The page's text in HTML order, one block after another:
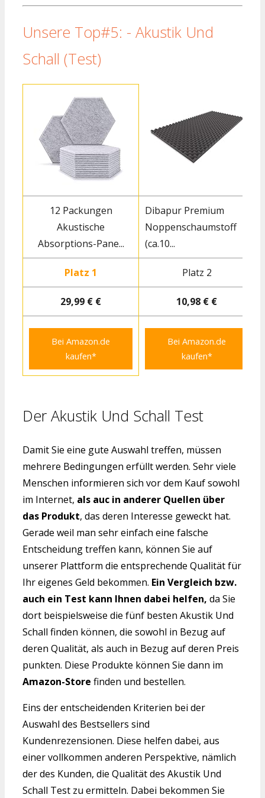
Unsere Top#5: - Akustik Und
Schall (Test)
12 Packungen
Akustische
Absorptions-Pane...
Dibapur Premium
Noppenschaumstoff
(ca.10...
Platz 1 Platz 2
29,99 € € 10,98 € €
Bei Amazon.de
kaufen*
Bei Amazon.de
kaufen*
Der Akustik Und Schall Test
Damit Sie eine gute Auswahl treffen, müssen
mehrere Bedingungen erfüllt werden. Sehr viele
Menschen informieren sich vor dem Kauf sowohl
im Internet, als auc in anderer Quellen über
das Produkt, das deren Interesse geweckt hat.
Gerade weil man sehr einfach eine falsche
Entscheidung treffen kann, können Sie auf
unserer Plattform die entsprechende Qualität für
Ihr eigenes Geld bekommen. Ein Vergleich bzw.
auch ein Test kann Ihnen dabei helfen, da Sie
dort beispielsweise die fünf besten Akustik Und
Schall finden können, die sowohl in Bezug auf
deren Qualität, als auch in Bezug auf deren Preis
punkten. Diese Produkte können Sie dann im
Amazon-Store finden und bestellen.
Eins der entscheidenden Kriterien bei der
Auswahl des Bestsellers sind
Kundenrezensionen. Diese helfen dabei, aus
einer vollkommen anderen Perspektive, nämlich
der des Kunden, die Qualität des Akustik Und
Schall Test zu ermitteln. Dabei bekommen Sie